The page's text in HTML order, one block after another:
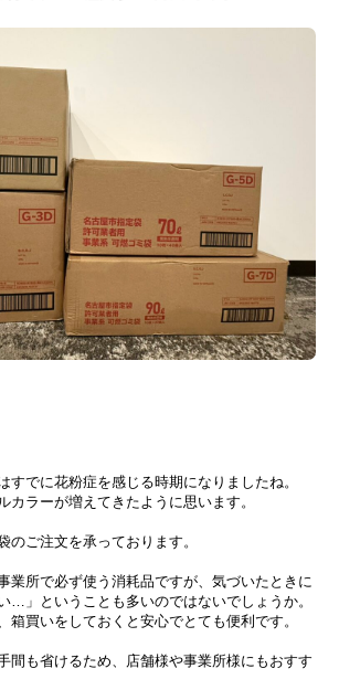
すでに花粉症を感じる時期になりましたね。
カラーが増えてきたように思います。
のご注文を承っております。
業所で必ず使う消耗品ですが、気づいたときに
…」ということも多いのではないでしょうか。
箱買いをしておくと安心でとても便利です。
間も省けるため、店舗様や事業所様にもおすす